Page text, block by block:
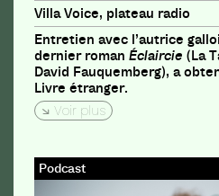
Villa Voice, plateau radio
Entretien avec l’autrice
dernier roman Éclaircie (La
David Fauquemberg), a
Livre étranger.
Voir plus
Podcast